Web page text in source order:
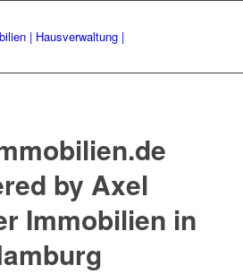
by Axel
Immobilien in